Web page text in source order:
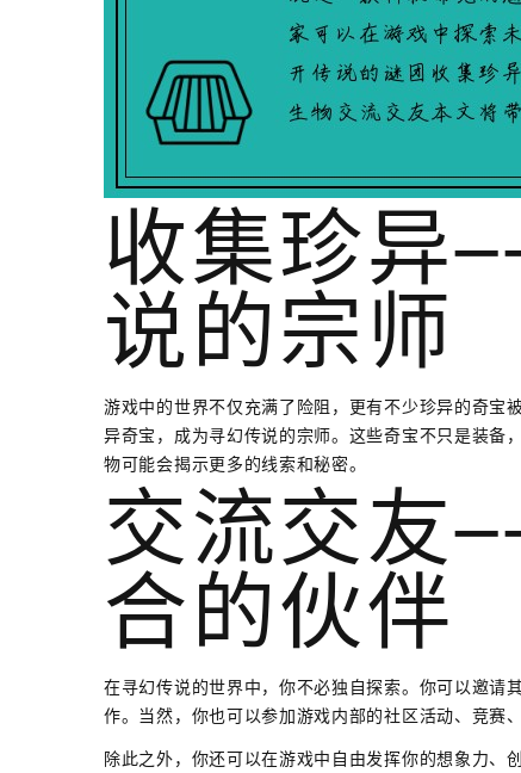
收集珍异
说的宗师
游戏中的世界不仅充满了险阻，更有不少珍异的奇宝
异奇宝，成为寻幻传说的宗师。这些奇宝不只是装备
物可能会揭示更多的线索和秘密。
交流交友
合的伙伴
在寻幻传说的世界中，你不必独自探索。你可以邀请
作。当然，你也可以参加游戏内部的社区活动、竞赛
除此之外，你还可以在游戏中自由发挥你的想象力、